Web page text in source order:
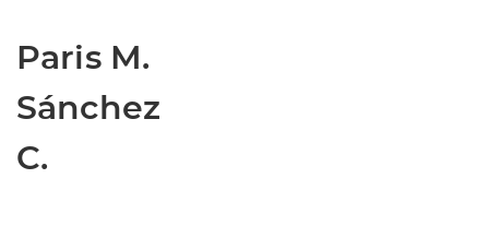
Paris M.
Sánchez
C.